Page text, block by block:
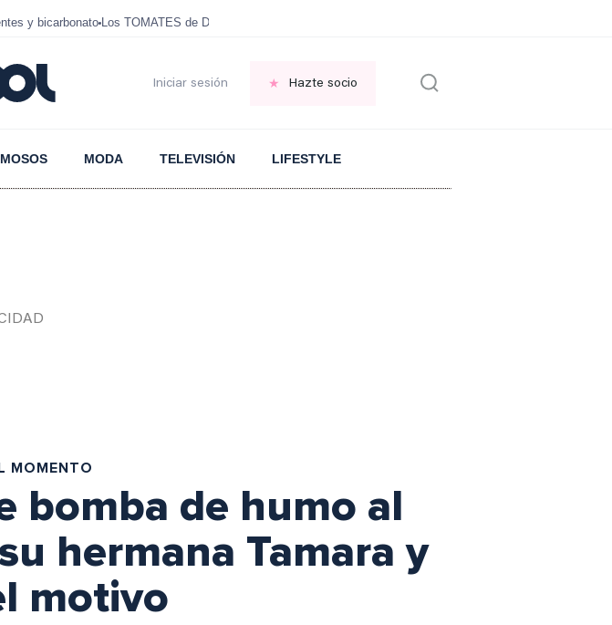
y bicarbonato Los TOMATES de Dani García
Iniciar sesión Hazte socio
MODA TELEVISIÓN LIFESTYLE
MOMENTO
bomba de humo al
hermana Tamara y
motivo